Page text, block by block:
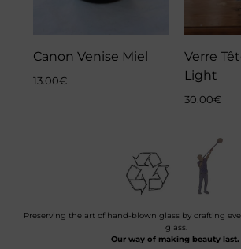
Canon Venise Miel
13.00€
Verre
Light
30.00€
Preserving the art of hand-blown glass by crafting
glass.
Our way of making beauty last.